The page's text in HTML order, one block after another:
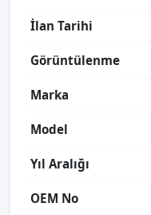
İlan Tarihi
Görüntülenme
Marka
Model
Yıl Aralığı
OEM No